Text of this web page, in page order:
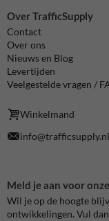
Over TrafficSupply
Contact
Over ons
Nieuws en Blog
Levertijden
Veelgestelde vragen /
Winkelmand
info@trafficsupply.nl
Meld je aan voor
Wil je op de hoogte
ontwikkelingen. Vul